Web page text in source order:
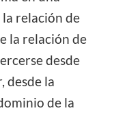
relación de
la relación de
desde
desde la
de la